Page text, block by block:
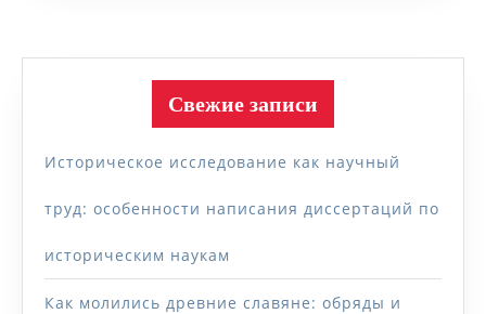
Свежие записи
Историческое исследование как научный
труд: особенности написания диссертаций по
историческим наукам
Как молились древние славяне: обряды и